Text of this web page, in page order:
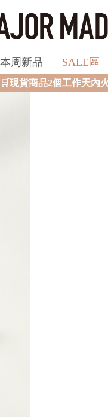
本周新品 SALE區
速寄出🚚滿額再送限量